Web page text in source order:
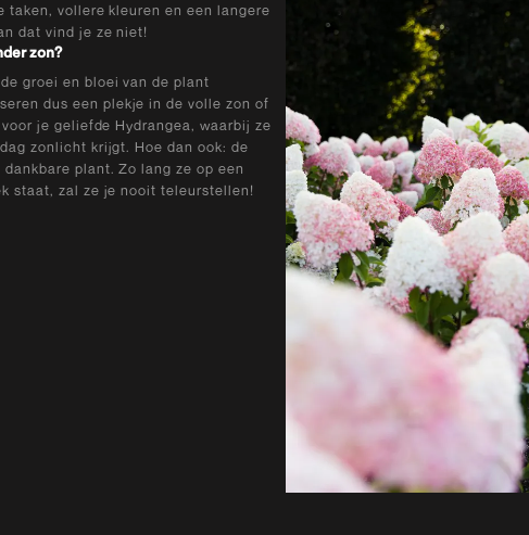
taken, vollere kleuren en een langere
dat vind je ze niet!
zon?
groei en bloei van de plant
dus een plekje in de volle zon of
je geliefde Hydrangea, waarbij ze
zonlicht krijgt. Hoe dan ook: de
plant. Zo lang ze op een
staat, zal ze je nooit teleurstellen!